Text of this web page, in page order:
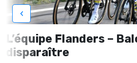
L’équipe Flanders –
disparaître
‹